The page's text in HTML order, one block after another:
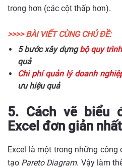
trọng hơn (các cột thấp hơn).
>>>> BÀI VIẾT CÙNG CHỦ ĐỀ:
5 bước xây dựngbộ quy
quả
Chi phí quản lý doanh
ưu hiệu quả
5. Cách vẽ biểu
Excel đơn giản nhất
Excel là một trong những
tạo Pareto Diagram. Vậy làm